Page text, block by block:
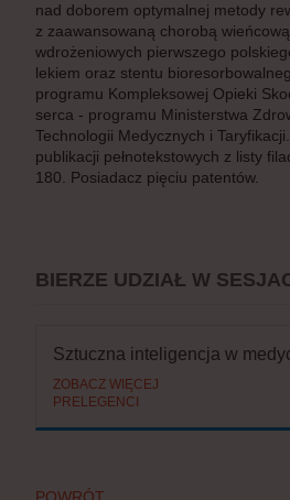
nad doborem optymalnej metody
z zaawansowaną chorobą
wdrożeniowych pierwszego
lekiem oraz stentu
programu Kompleksowej Opieki
serca - programu Ministerstwa
Technologii Medycznych i
publikacji pełnotekstowych z listy
180. Posiadacz pięciu patentów.
BIERZE UDZIAŁ W
Sztuczna inteligencja w
ZOBACZ WIĘCEJ
PRELEGENCI